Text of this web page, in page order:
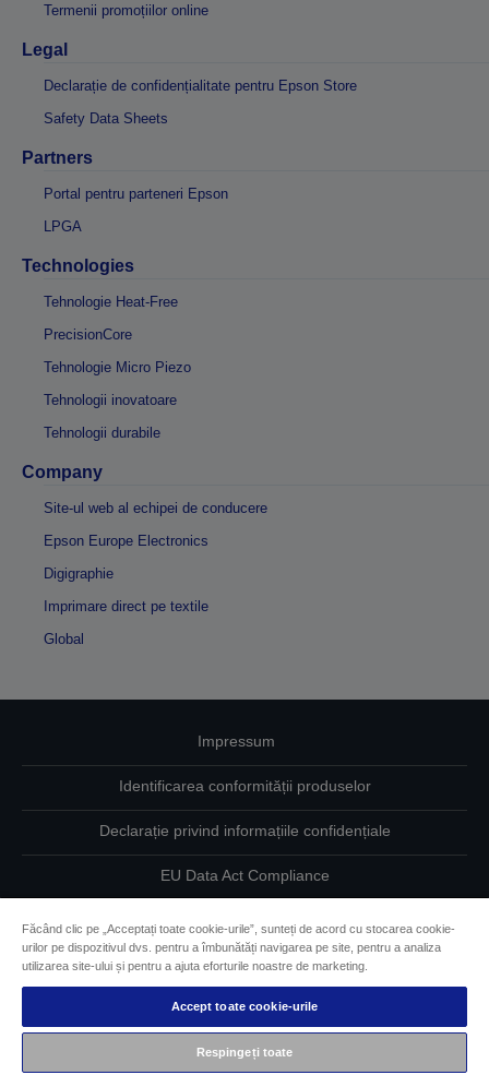
Termenii promoțiilor online
Legal
Declarație de confidențialitate pentru Epson Store
Safety Data Sheets
Partners
Portal pentru parteneri Epson
LPGA
Technologies
Tehnologie Heat-Free
PrecisionCore
Tehnologie Micro Piezo
Tehnologii inovatoare
Tehnologii durabile
Company
Site-ul web al echipei de conducere
Epson Europe Electronics
Digigraphie
Imprimare direct pe textile
Global
Impressum
Identificarea conformității produselor
Declarație privind informațiile confidențiale
EU Data Act Compliance
Informaţii despre modulele cookie
Angajamentul Epson pe linie de accesibilitate
Drepturi de autor © 2026 Seiko Epson
Făcând clic pe „Acceptați toate cookie-urile”, sunteți de acord cu stocarea cookie-
urilor pe dispozitivul dvs. pentru a îmbunătăți navigarea pe site, pentru a analiza
utilizarea site-ului și pentru a ajuta eforturile noastre de marketing.
Accept toate cookie-urile
Respingeți toate